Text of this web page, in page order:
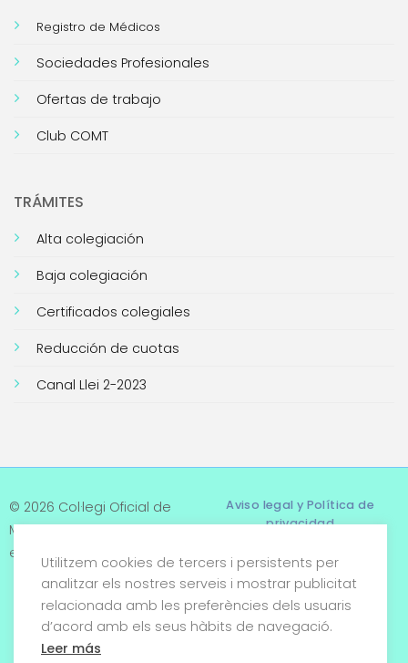
Registro de Médicos
Sociedades Profesionales
Ofertas de trabajo
Club COMT
TRÁMITES
Alta colegiación
Baja colegiación
Certificados colegiales
Reducción de cuotas
Canal Llei 2-2023
© 2026 Col·legi Oficial de
Metges de Tarragona. Tots
els drets reservats
Aviso legal y Política de
privacidad
Términos y condiciones
Política de cookies
Utilitzem cookies de tercers i persistents per
analitzar els nostres serveis i mostrar publicitat
relacionada amb les preferències dels usuaris
d’acord amb els seus hàbits de navegació.
Leer más